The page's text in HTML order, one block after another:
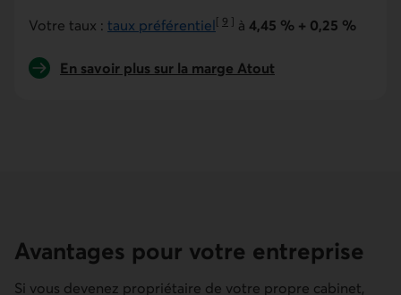
Votre taux : taux préférentiel[ 9 ]
Aller à la note
à 4,45 % + 0,25 %
En savoir plus sur la marge Atout
Avantages pour votre entreprise
Si vous devenez propriétaire de votre propre cabinet,